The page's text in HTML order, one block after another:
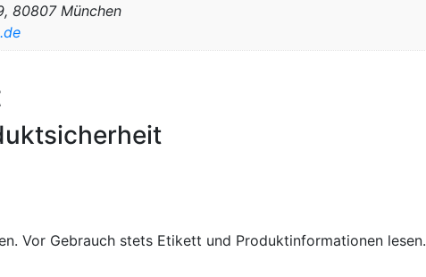
80807 München
Vor Gebrauch stets Etikett und Produktinformationen lesen.